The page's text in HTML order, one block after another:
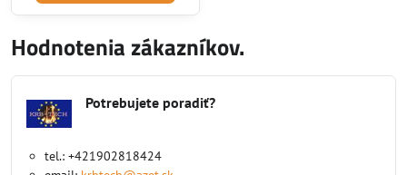
spaľovanie, ktoré sa dá ovládať
Hodnotenia zákazníkov.
Potrebujete poradiť?
tel.: +421902818424